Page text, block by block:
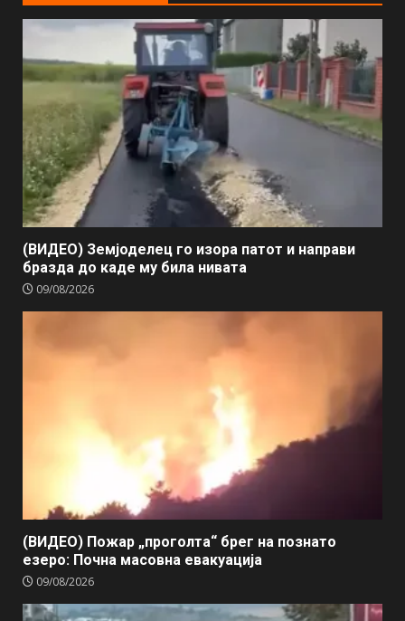
(ВИДЕО) Земјоделец го изора патот и направи
бразда до каде му била нивата
09/08/2026
(ВИДЕО) Пожар „проголта“ брег на познато
езеро: Почна масовна евакуација
09/08/2026